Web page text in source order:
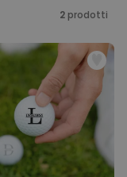
Comprato
più di 68.600
Comprato
più di 13.600
volte
2 prodotti